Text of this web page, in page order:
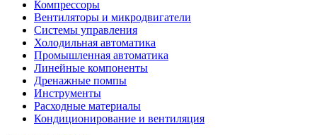
Компрессоры
Вентиляторы и микродвигатели
Системы управления
Холодильная автоматика
Промышленная автоматика
Линейные компоненты
Дренажные помпы
Инструменты
Расходные материалы
Кондиционирование и вентиляция